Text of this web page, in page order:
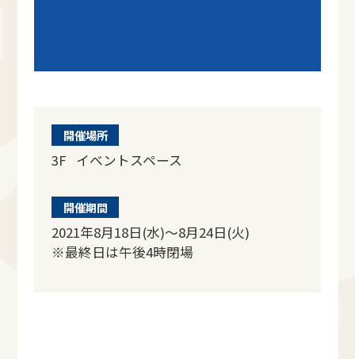
開催場所
3F イベントスペース
開催期間
2021年8月18日(水)～8月24日(火)
※最終日は午後4時閉場